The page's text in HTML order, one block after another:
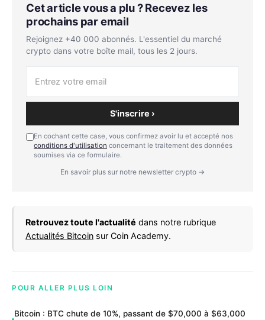
Cet article vous a plu ? Recevez les
prochains par email
Rejoignez +40 000 abonnés. L'essentiel du marché
crypto dans votre boîte mail, tous les 2 jours.
S'inscrire ›
En cochant cette case, vous confirmez avoir lu et accepté nos
conditions d'utilisation concernant le traitement des données
soumises via ce formulaire.
En savoir plus sur notre newsletter crypto →
Retrouvez toute l'actualité dans notre rubrique
Actualités Bitcoin sur Coin Academy.
POUR ALLER PLUS LOIN
Bitcoin : BTC chute de 10%, passant de $70,000 à $63,000